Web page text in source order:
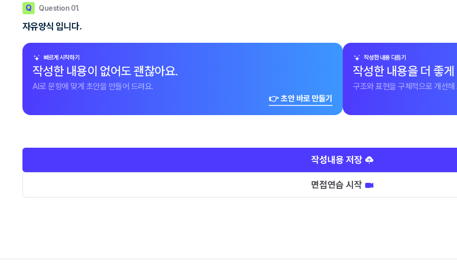
Q Question 01.
자유양식 입니다.
빠르게 시작하기
작성한 내용이 없어도 괜찮아요.
AI로 문항에 맞게 초안을 만들어 드려요.
👉 초안 바로 만들기
작성한 내용 다듬기
작성한 내용을 더 좋
구조와 표현을 구체적으로 개선해
작성내용 저장
면접연습 시작